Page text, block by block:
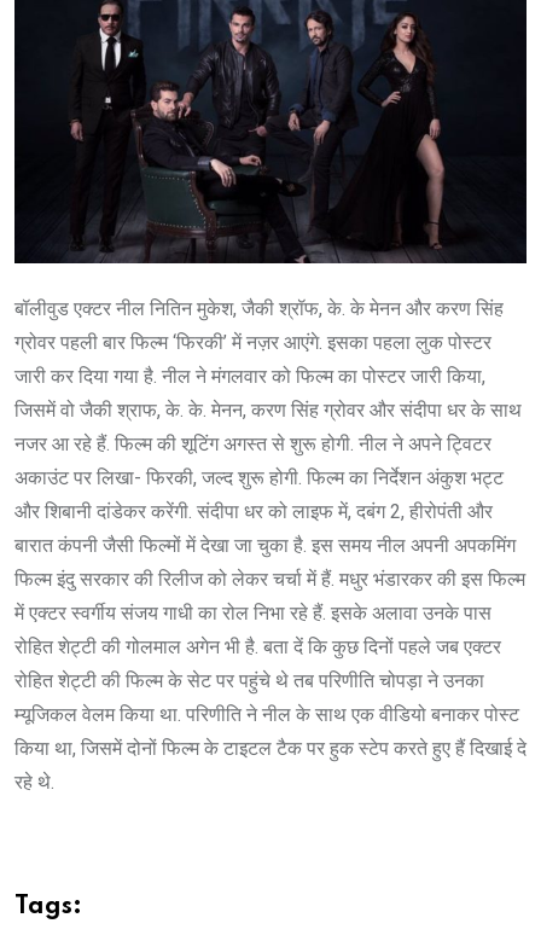
बॉलीवुड एक्टर नील नितिन मुकेश, जैकी श्रॉफ, के. के मेनन और करण सिंह
ग्रोवर पहली बार फिल्म ‘फिरकी’ में नज़र आएंगे. इसका पहला लुक पोस्टर
जारी कर दिया गया है. नील ने मंगलवार को फिल्म का पोस्टर जारी किया,
जिसमें वो जैकी श्राफ, के. के. मेनन, करण सिंह ग्रोवर और संदीपा धर के साथ
नजर आ रहे हैं. फिल्म की शूटिंग अगस्त से शुरू होगी. नील ने अपने ट्विटर
अकाउंट पर लिखा- फिरकी, जल्द शुरू होगी. फिल्म का निर्देशन अंकुश भट्ट
और शिबानी दांडेकर करेंगी. संदीपा धर को लाइफ में, दबंग 2, हीरोपंती और
बारात कंपनी जैसी फिल्मों में देखा जा चुका है. इस समय नील अपनी अपकमिंग
फिल्म इंदु सरकार की रिलीज को लेकर चर्चा में हैं. मधुर भंडारकर की इस फिल्म
में एक्टर स्वर्गीय संजय गाधी का रोल निभा रहे हैं. इसके अलावा उनके पास
रोहित शेट्टी की गोलमाल अगेन भी है. बता दें कि कुछ दिनों पहले जब एक्टर
रोहित शेट्टी की फिल्म के सेट पर पहुंचे थे तब परिणीति चोपड़ा ने उनका
म्यूजिकल वेलम किया था. परिणीति ने नील के साथ एक वीडियो बनाकर पोस्ट
किया था, जिसमें दोनों फिल्म के टाइटल टैक पर हुक स्टेप करते हुए हैं दिखाई दे
रहे थे.
Tags: